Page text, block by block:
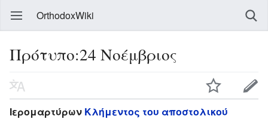
OrthodoxWiki
Πρότυπο:24 Νοέμβριος
Ιερομαρτύρων Κλήμεντος του αποστολικού